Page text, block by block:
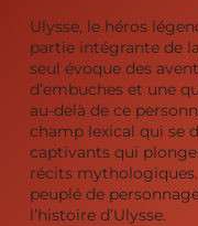
Ulysse, le héros
partie intégrante de
seul évoque des
d’embuches et une
au-delà de ce
champ lexical qui se
captivants qui
récits
peuplé de
l’histoire d’Ulysse.